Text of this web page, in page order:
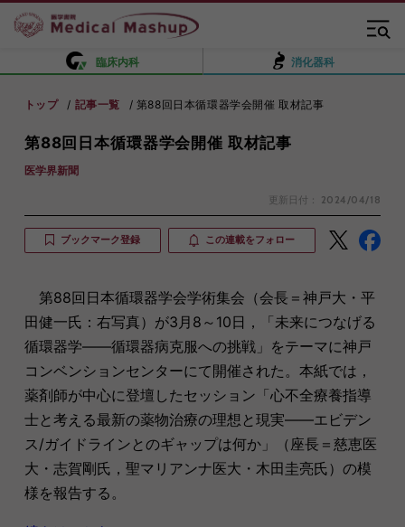
臨床内科 消化器科
トップ 記事一覧 第88回日本循環器学会開催 取材記事
第88回日本循環器学会開催 取材記事
医学界新聞
更新日付： 2024/04/18
ブックマーク登録 この連載をフォロー
第88回日本循環器学会学術集会（会長＝神戸大・平
田健一氏：右写真）が3月8～10日，「未来につなげる
循環器学――循環器病克服への挑戦」をテーマに神戸
コンベンションセンターにて開催された。本紙では，
薬剤師が中心に登壇したセッション「心不全療養指導
士と考える最新の薬物治療の理想と現実――エビデン
ス/ガイドラインとのギャップは何か」（座長＝慈恵医
大・志賀剛氏，聖マリアンナ医大・木田圭亮氏）の模
様を報告する。